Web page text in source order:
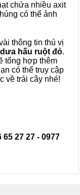
chứa nhiều axit
có thể ảnh
thông tin thú vị
hấu ruột đỏ.
tổng hợp thêm
có thể truy cập
về trái cây nhé!
27 27 - 0977